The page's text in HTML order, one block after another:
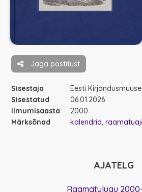
Jaga postitust
Sisestaja
Eesti
Sisestatud
06.01.2026
Ilmumisaasta
2000
Märksõnad
kalendrid
AJATELG
Raamatulugu